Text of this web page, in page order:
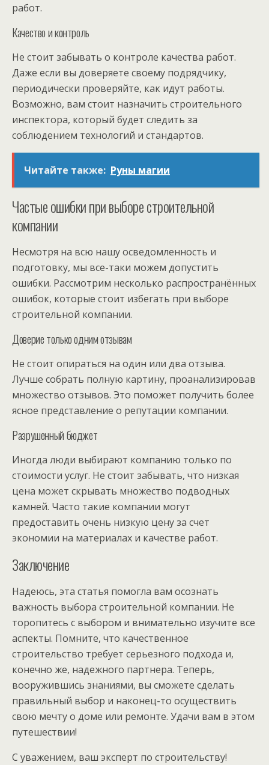
работ.
Качество и контроль
Не стоит забывать о контроле качества работ.
Даже если вы доверяете своему подрядчику,
периодически проверяйте, как идут работы.
Возможно, вам стоит назначить строительного
инспектора, который будет следить за
соблюдением технологий и стандартов.
Читайте также: Руны магии
Частые ошибки при выборе строительной
компании
Несмотря на всю нашу осведомленность и
подготовку, мы все-таки можем допустить
ошибки. Рассмотрим несколько распространённых
ошибок, которые стоит избегать при выборе
строительной компании.
Доверие только одним отзывам
Не стоит опираться на один или два отзыва.
Лучше собрать полную картину, проанализировав
множество отзывов. Это поможет получить более
ясное представление о репутации компании.
Разрушенный бюджет
Иногда люди выбирают компанию только по
стоимости услуг. Не стоит забывать, что низкая
цена может скрывать множество подводных
камней. Часто такие компании могут
предоставить очень низкую цену за счет
экономии на материалах и качестве работ.
Заключение
Надеюсь, эта статья помогла вам осознать
важность выбора строительной компании. Не
торопитесь с выбором и внимательно изучите все
аспекты. Помните, что качественное
строительство требует серьезного подхода и,
конечно же, надежного партнера. Теперь,
вооружившись знаниями, вы сможете сделать
правильный выбор и наконец-то осуществить
свою мечту о доме или ремонте. Удачи вам в этом
путешествии!
С уважением, ваш эксперт по строительству!